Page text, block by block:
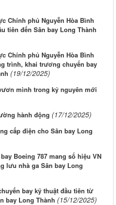
Chính phủ Nguyễn Hòa Bình
tiên đến Sân bay Long Thành
Chính phủ Nguyễn Hòa Bình
trình, khai trương chuyến bay
(19/12/2025)
mình trong kỷ nguyên mới
hành động (17/12/2025)
cấp điện cho Sân bay Long
Boeing 787 mang số hiệu VN
lưu nhà ga Sân bay Long
bay kỹ thuật đầu tiên từ
bay Long Thành (15/12/2025)